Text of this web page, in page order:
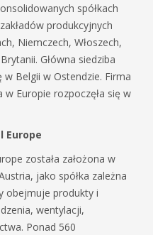
spółkach
produkcyjnych
Niemczech, Włoszech,
Główna siedziba
Belgii w Ostendzie. Firma
Europie rozpoczęła się w
Europe
została założona w
jako spółka zależna
obejmuje produkty i
wentylacji,
Ponad 560